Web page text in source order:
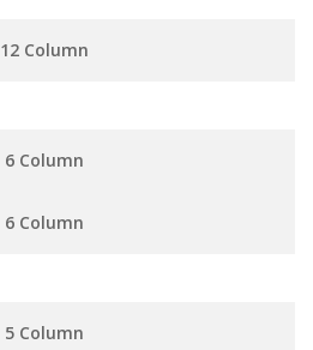
12 Column
6 Column
6 Column
5 Column